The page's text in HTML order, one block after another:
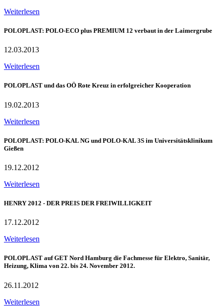
Weiterlesen
POLOPLAST: POLO-ECO plus PREMIUM 12 verbaut in der Laimergrube
12.03.2013
Weiterlesen
POLOPLAST und das OÖ Rote Kreuz in erfolgreicher Kooperation
19.02.2013
Weiterlesen
POLOPLAST: POLO-KAL NG und POLO-KAL 3S im Universitätsklinikum
Gießen
19.12.2012
Weiterlesen
HENRY 2012 - DER PREIS DER FREIWILLIGKEIT
17.12.2012
Weiterlesen
POLOPLAST auf GET Nord Hamburg die Fachmesse für Elektro, Sanitär,
Heizung, Klima von 22. bis 24. November 2012.
26.11.2012
Weiterlesen